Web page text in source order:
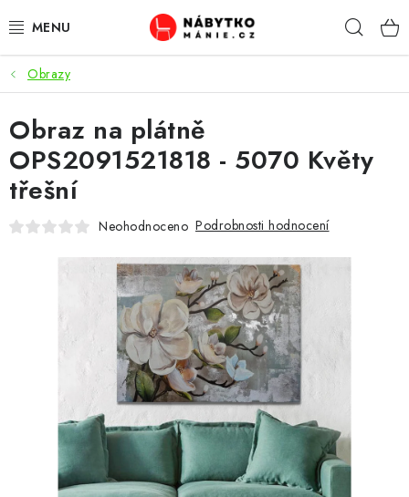
na
OBÝVACÍ POKOJ
KUCHYŇ A JÍDELNA
LOŽNICE
DĚTSKÝ POKOJ
KANCELÁŘ / PRACOVNA
KOUPELNA A WC
CHOVATELSKÉ POTŘEBY
DOPLŇKY A DEKORACE
Obrazy
Obraz na plátně
OPS2091521818 - 5070 Květy
třešní
Neohodnoceno Podrobnosti hodnocení